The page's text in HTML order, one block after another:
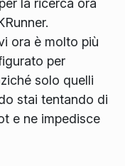
la ricerca ora
ora è molto più
per
solo quelli
stai tentando di
e ne impedisce